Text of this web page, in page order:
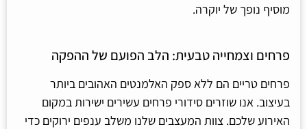
מוסיף נופך של יוקרה.
פרחים וצמחייה טבעית: הלב הפועם של ההפקה
פרחים טריים הם ללא ספק האלמנטים האהובים ביותר
בעיצוב. אנו שוזרים סידורי פרחים עשירים ישירות במקום
האירוע שלכם. צוות המעצבים שלנו משלב ענפים ירוקים כדי